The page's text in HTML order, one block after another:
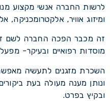
לרשות החברה אנשי מקצוע
ומיזוג אוויר, אלקטרומכניקה,
זה מכבר הפכה החברה לשם דבר
מוסדות רפואיים ובעיקר-
השכרת מזגנים לתעשיה
ונותן מענה מעולה בעת
ובקיץ בפרט.